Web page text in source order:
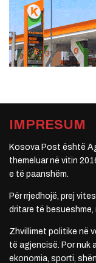
IMPRESUM
Kosova Post është
themeluar në vitin
e të paanshëm.
Për rrjedhojë, prej
dritare të
Zhvillimet politike në
të agjencisë. Por nuk
ekonomia, sporti,